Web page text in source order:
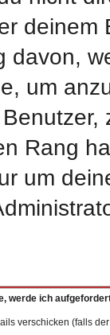
davon,
um
Rang
um
werde ich
verschicken (falls